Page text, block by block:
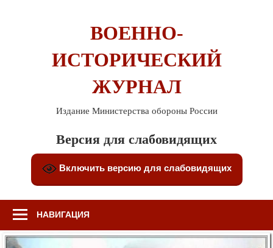
ВОЕННО-
ИСТОРИЧЕСКИЙ
ЖУРНАЛ
Издание Министерства обороны России
Версия для слабовидящих
Включить версию для слабовидящих
НАВИГАЦИЯ